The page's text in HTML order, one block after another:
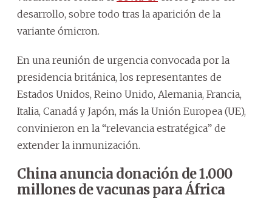
desarrollo, sobre todo tras la aparición de la
variante ómicron.
En una reunión de urgencia convocada por la
presidencia británica, los representantes de
Estados Unidos, Reino Unido, Alemania, Francia,
Italia, Canadá y Japón, más la Unión Europea (UE),
convinieron en la “relevancia estratégica” de
extender la inmunización.
China anuncia donación de 1.000
millones de vacunas para África